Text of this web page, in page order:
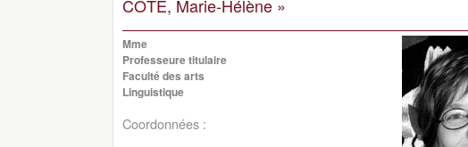
CÔTÉ, Marie-Hélène »
Mme
Professeure titulaire
Faculté des arts
Linguistique
Coordonnées :